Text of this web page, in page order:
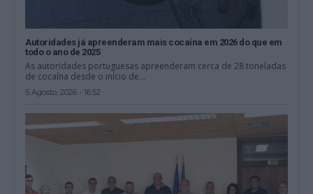
Autoridades já apreenderam mais cocaína em 2026 do que em
todo o ano de 2025
As autoridades portuguesas apreenderam cerca de 28 toneladas
de cocaína desde o início de...
5 Agosto, 2026 - 16:52